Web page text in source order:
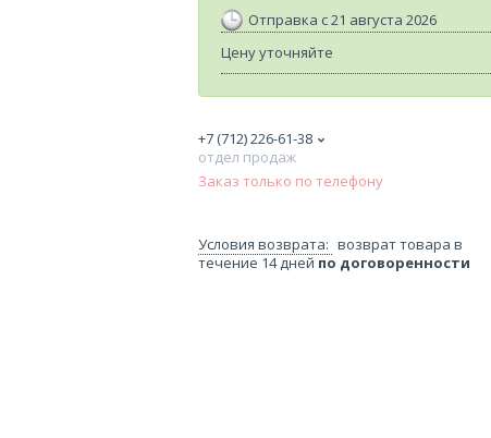
Отправка с 21 августа 2026
Цену уточняйте
+7 (712) 226-61-38
отдел продаж
Заказ только по телефону
возврат товара в
течение 14 дней по договоренности